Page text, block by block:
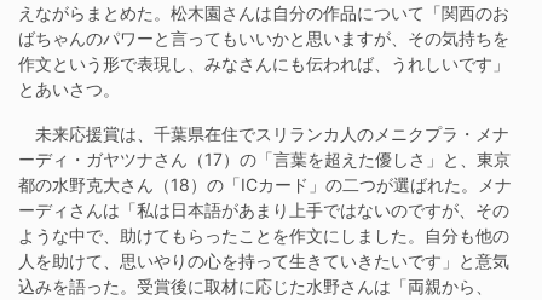
えながらまとめた。松木園さんは自分の作品について「関西のお
ばちゃんのパワーと言ってもいいかと思いますが、その気持ちを
作文という形で表現し、みなさんにも伝われば、うれしいです」
とあいさつ。
未来応援賞は、千葉県在住でスリランカ人のメニクプラ・メナ
ーディ・ガヤツナさん（17）の「言葉を超えた優しさ」と、東京
都の水野克大さん（18）の「ICカード」の二つが選ばれた。メナ
ーディさんは「私は日本語があまり上手ではないのですが、その
ような中で、助けてもらったことを作文にしました。自分も他の
人を助けて、思いやりの心を持って生きていきたいです」と意気
込みを語った。受賞後に取材に応じた水野さんは「両親から、